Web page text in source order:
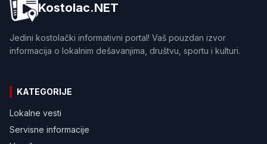
Kostolac.NET
Jedini kostolački informativni portal! Vaš pouzdan izvor
informacija o lokalnim dešavanjima, društvu, sportu i kulturi.
KATEGORIJE
Lokalne vesti
Servisne informacije